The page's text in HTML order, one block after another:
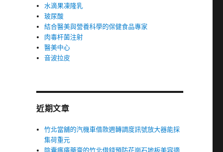
水滴果凍隆乳
玻尿酸
結合醫美與營養科學的保健食品專家
肉毒杆菌注射
醫美中心
音波拉皮
近期文章
竹北當舖的汽機車借款週轉調度訊號放大器能採
集荷重元
陰囊瘙癢藥膏的竹北借錢預防花崗石地板美容適